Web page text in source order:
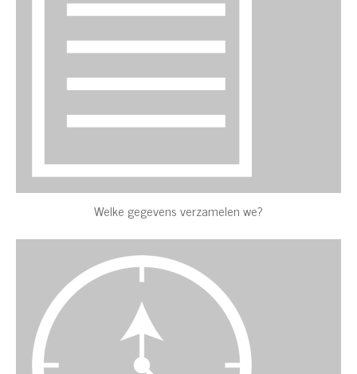
Welke gegevens verzamelen we?